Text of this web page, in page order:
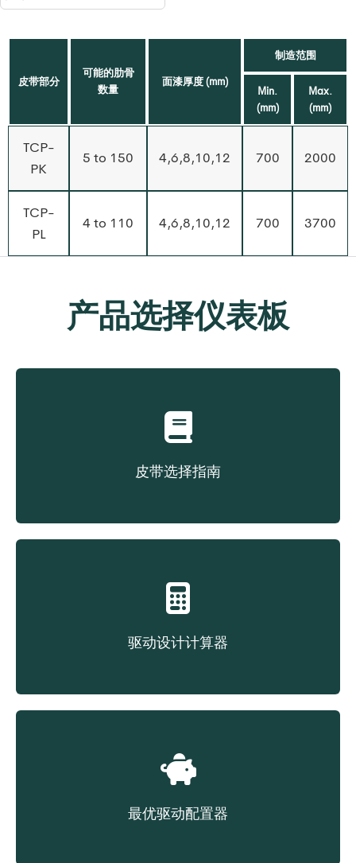
皮带部分
可能的肋骨
数量
面漆厚度 (mm)
制造范围
Min.
(mm)
Max.
(mm)
TCP-
PK
5 to 150 4,6,8,10,12 700 2000
TCP-
PL
4 to 110 4,6,8,10,12 700 3700
产品选择仪表板
皮带选择指南
驱动设计计算器
最优驱动配置器